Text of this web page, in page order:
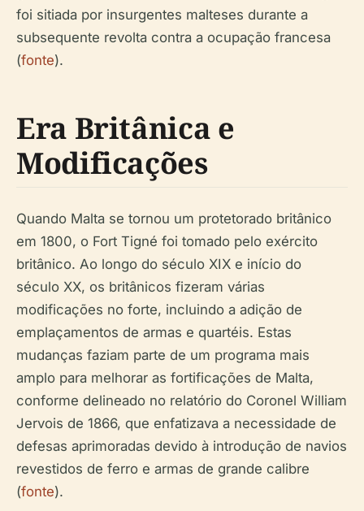
foi sitiada por insurgentes malteses durante a
subsequente revolta contra a ocupação francesa
(fonte).
Era Britânica e
Modificações
Quando Malta se tornou um protetorado britânico
em 1800, o Fort Tigné foi tomado pelo exército
britânico. Ao longo do século XIX e início do
século XX, os britânicos fizeram várias
modificações no forte, incluindo a adição de
emplaçamentos de armas e quartéis. Estas
mudanças faziam parte de um programa mais
amplo para melhorar as fortificações de Malta,
conforme delineado no relatório do Coronel William
Jervois de 1866, que enfatizava a necessidade de
defesas aprimoradas devido à introdução de navios
revestidos de ferro e armas de grande calibre
(fonte).